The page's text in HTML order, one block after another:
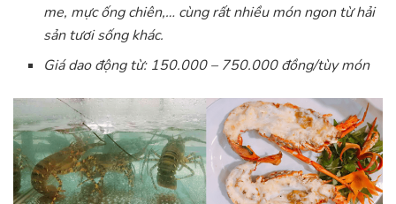
me, mực ống chiên,… cùng rất nhiều món ngon từ hải
sản tươi sống khác.
Giá dao động từ: 150.000 – 750.000 đồng/tùy món